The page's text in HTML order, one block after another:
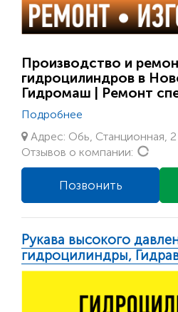
Производство и
гидроцилиндров в
Гидромаш | Ремонт
Подробнее
Адрес: Обь, Станционная, 2
Отзывов о компании:
Позвонить
Рукава высокого
гидроцилиндры,